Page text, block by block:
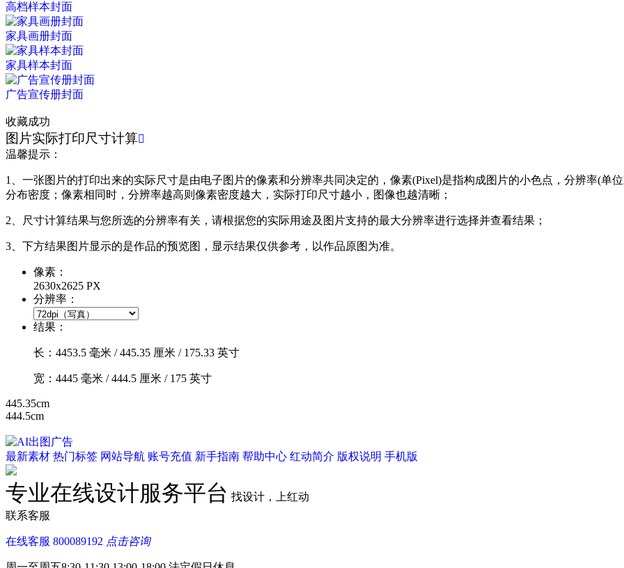
高档样本封面
家具画册封面
家具样本封面
广告宣传册封面
收藏成功
图片实际打印尺寸计算
温馨提示：
1、一张图片的打印出来的实际尺寸是由电子图片的像素和分辨率共同决定的，像素(Pixel)是指构成图片的小色点，分辨率(单
分布密度；像素相同时，分辨率越高则像素密度越大，实际打印尺寸越小，图像也越清晰；
2、尺寸计算结果与您所选的分辨率有关，请根据您的实际用途及图片支持的最大分辨率进行选择并查看结果；
3、下方结果图片显示的是作品的预览图，显示结果仅供参考，以作品原图为准。
像素：
2630x2625 PX
分辨率：
结果：
长： 4453.5 毫米 /445.35 厘米 / 175.33 英寸
宽： 4445 毫米 /444.5 厘米 / 175 英寸
445.35cm
444.5cm
最新素材 热门标签 网站导航 账号充值 新手指南 帮助中心 红动简介 版权说明 手机版
专业在线设计服务平台 找设计，上红动
联系客服
在线客服 800089192 点击咨询